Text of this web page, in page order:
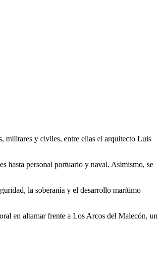
militares y civiles, entre ellas el arquitecto Luis
hasta personal portuario y naval. Asimismo, se
la soberanía y el desarrollo marítimo
en altamar frente a Los Arcos del Malecón, un